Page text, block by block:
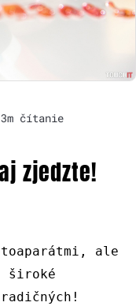
3m čítanie
zjedzte!
ale
široké